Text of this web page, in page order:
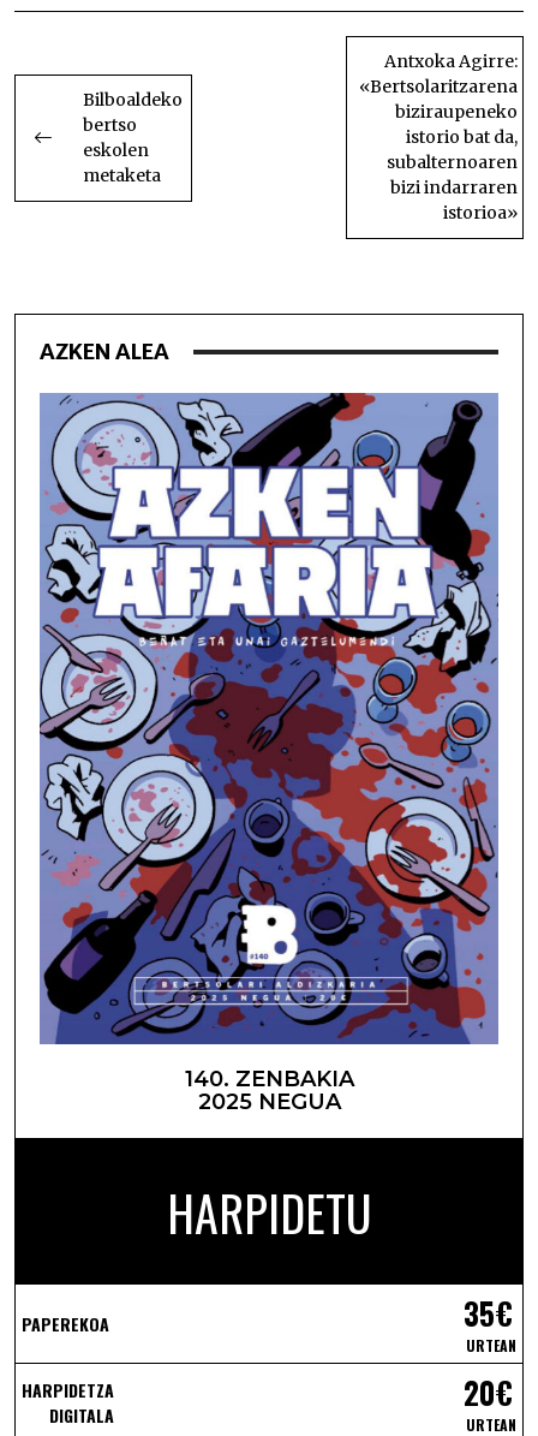
BIDALKETETAN
ZEHAR
NABIGATU
Bilboaldeko
bertso
eskolen
metaketa
Antxoka Agirre:
«Bertsolaritzarena
biziraupeneko
istorio bat da,
subalternoaren
bizi indarraren
istorioa»
AZKEN ALEA
140. ZENBAKIA
2025 NEGUA
HARPIDETU
PAPEREKOA 35€
URTEAN
HARPIDETZA
DIGITALA
20€
URTEAN